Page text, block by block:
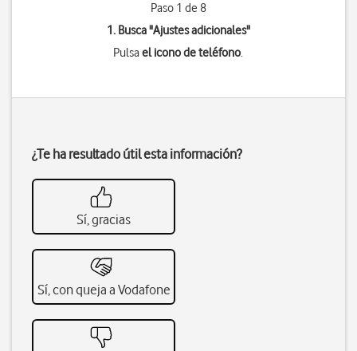
Paso 1 de 8
1. Busca "Ajustes adicionales"
Pulsael icono de teléfono.
¿Te ha resultado útil esta información?
Sí, gracias
Sí, con queja a Vodafone